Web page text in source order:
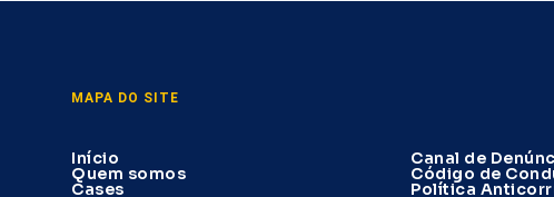
MAPA DO SITE
Início
Quem somos
Cases
Canal de
Código de
Política